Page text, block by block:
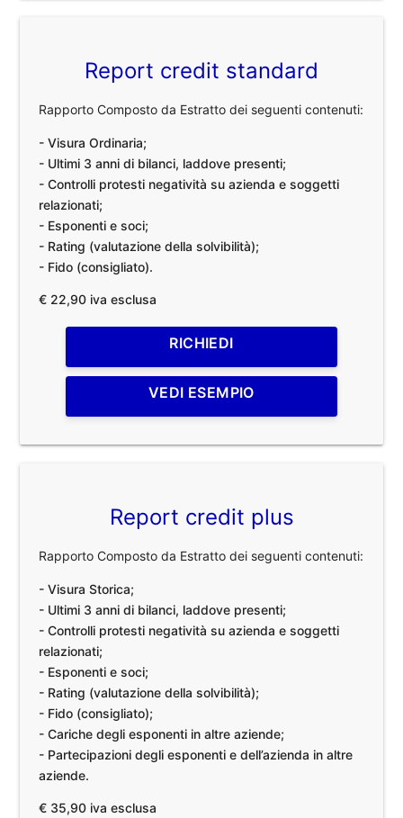
Report credit standard
Rapporto Composto da Estratto dei seguenti contenuti:
- Visura Ordinaria;
- Ultimi 3 anni di bilanci, laddove presenti;
- Controlli protesti negatività su azienda e soggetti
relazionati;
- Esponenti e soci;
- Rating (valutazione della solvibilità);
- Fido (consigliato).
€ 22,90 iva esclusa
RICHIEDI
VEDI ESEMPIO
Report credit plus
Rapporto Composto da Estratto dei seguenti contenuti:
- Visura Storica;
- Ultimi 3 anni di bilanci, laddove presenti;
- Controlli protesti negatività su azienda e soggetti
relazionati;
- Esponenti e soci;
- Rating (valutazione della solvibilità);
- Fido (consigliato);
- Cariche degli esponenti in altre aziende;
- Partecipazioni degli esponenti e dell’azienda in altre
aziende.
€ 35,90 iva esclusa